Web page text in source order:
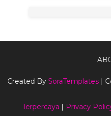
Created By SoraTemplates |
Terpercaya | Privacy